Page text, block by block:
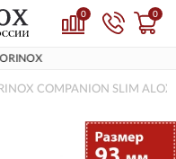
0 0
COMPANION SLIM